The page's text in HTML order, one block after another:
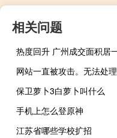
相关问题
网站一直被攻击。无法处理
保卫萝卜3白萝卜叫什么
手机上怎么登原神
江苏省哪些学校扩招